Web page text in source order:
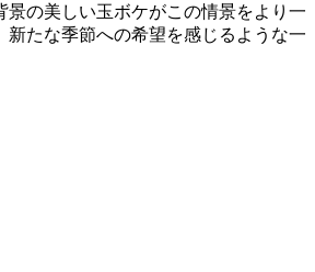
景の美しい玉ボケがこの情景をより一
新たな季節への希望を感じるような一